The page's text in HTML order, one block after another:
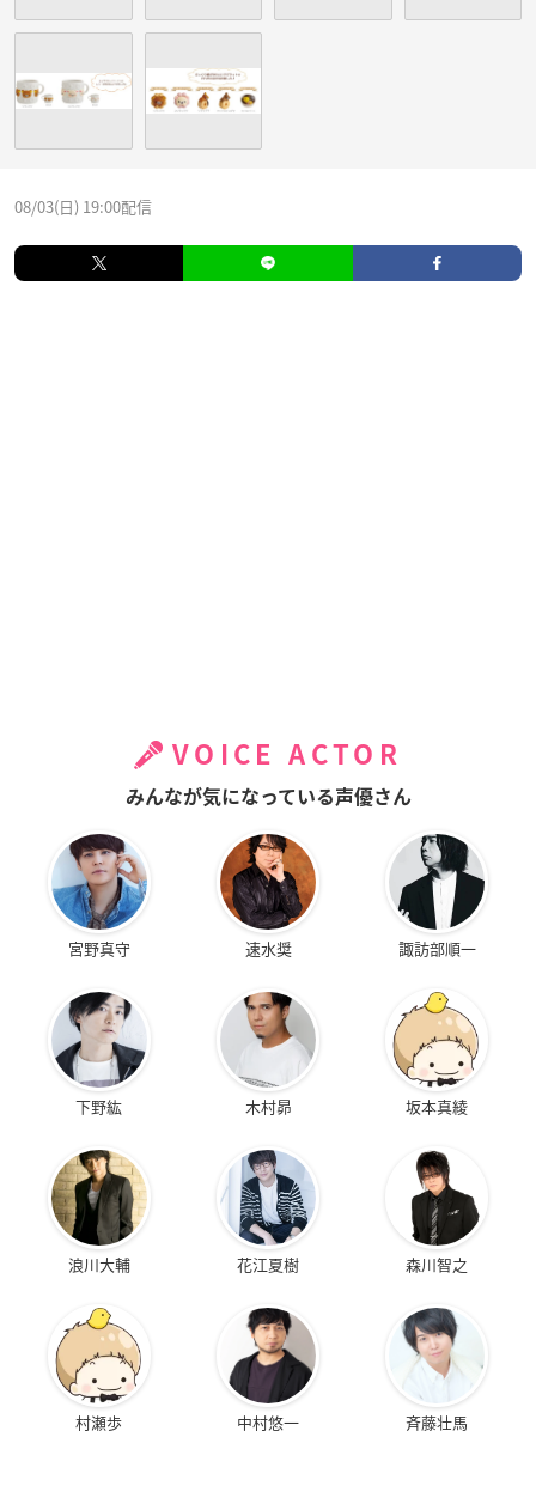
08/03(日) 19:00配信
VOICE ACTOR
みんなが気になっている声優さん
宮野真守 速水奨 諏訪部順一
下野紘 木村昴 坂本真綾
浪川大輔 花江夏樹 森川智之
村瀬歩 中村悠一 斉藤壮馬